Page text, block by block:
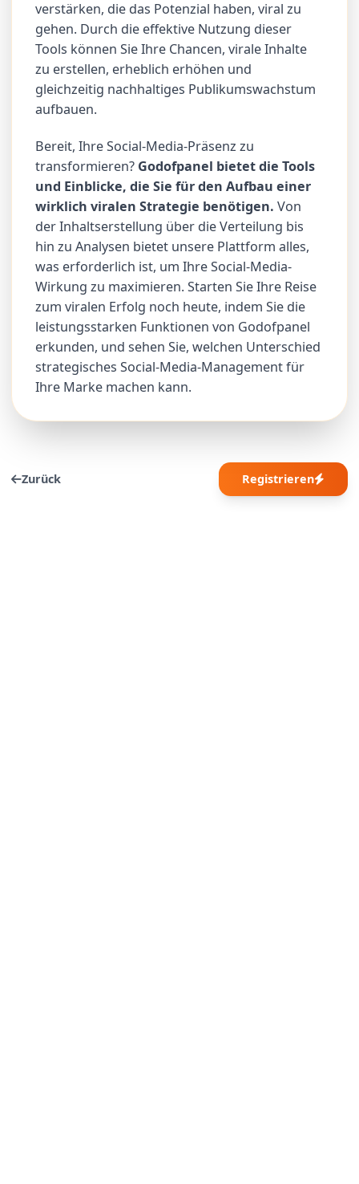
verstärken, die das Potenzial haben, viral zu
gehen. Durch die effektive Nutzung dieser
Tools können Sie Ihre Chancen, virale Inhalte
zu erstellen, erheblich erhöhen und
gleichzeitig nachhaltiges Publikumswachstum
aufbauen.
Bereit, Ihre Social-Media-Präsenz zu
transformieren? Godofpanel bietet die Tools
und Einblicke, die Sie für den Aufbau einer
wirklich viralen Strategie benötigen. Von
der Inhaltserstellung über die Verteilung bis
hin zu Analysen bietet unsere Plattform alles,
was erforderlich ist, um Ihre Social-Media-
Wirkung zu maximieren. Starten Sie Ihre Reise
zum viralen Erfolg noch heute, indem Sie die
leistungsstarken Funktionen von Godofpanel
erkunden, und sehen Sie, welchen Unterschied
strategisches Social-Media-Management für
Ihre Marke machen kann.
Zurück Registrieren